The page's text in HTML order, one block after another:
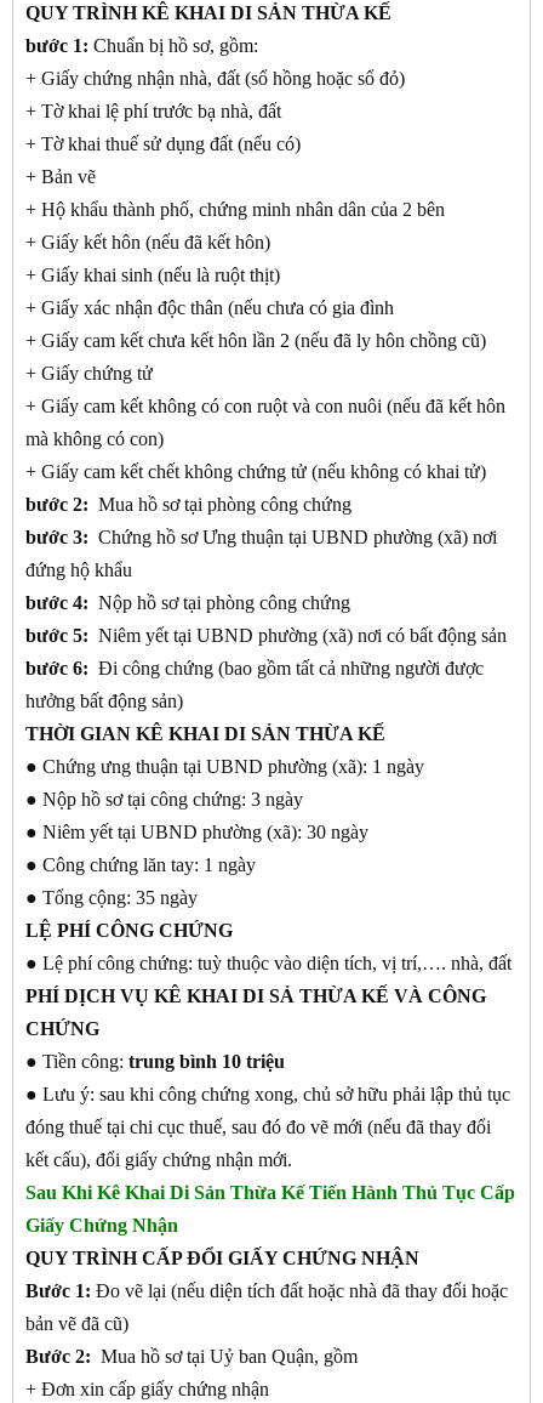
QUY TRÌNH KÊ KHAI DI SẢN THỪA KẾ
bước 1: Chuẩn bị hồ sơ, gồm:
+ Giấy chứng nhận nhà, đất (sổ hồng hoặc sổ đỏ)
+ Tờ khai lệ phí trước bạ nhà, đất
+ Tờ khai thuế sử dụng đất (nếu có)
+ Bản vẽ
+ Hộ khẩu thành phố, chứng minh nhân dân của 2 bên
+ Giấy kết hôn (nếu đã kết hôn)
+ Giấy khai sinh (nếu là ruột thịt)
+ Giấy xác nhận độc thân (nếu chưa có gia đình
+ Giấy cam kết chưa kết hôn lần 2 (nếu đã ly hôn chồng cũ)
+ Giấy chứng tử
+ Giấy cam kết không có con ruột và con nuôi (nếu đã kết hôn
mà không có con)
+ Giấy cam kết chết không chứng tử (nếu không có khai tử)
bước 2: Mua hồ sơ tại phòng công chứng
bước 3: Chứng hồ sơ Ưng thuận tại UBND phường (xã) nơi
đứng hộ khẩu
bước 4: Nộp hồ sơ tại phòng công chứng
bước 5: Niêm yết tại UBND phường (xã) nơi có bất động sản
bước 6: Đi công chứng (bao gồm tất cả những người được
hưởng bất động sản)
THỜI GIAN KÊ KHAI DI SẢN THỪA KẾ
● Chứng ưng thuận tại UBND phường (xã): 1 ngày
● Nộp hồ sơ tại công chứng: 3 ngày
● Niêm yết tại UBND phường (xã): 30 ngày
● Công chứng lăn tay: 1 ngày
● Tổng cộng: 35 ngày
LỆ PHÍ CÔNG CHỨNG
● Lệ phí công chứng: tuỳ thuộc vào diện tích, vị trí,…. nhà, đất
PHÍ DỊCH VỤ KÊ KHAI DI SẢ THỪA KẾ VÀ CÔNG
CHỨNG
● Tiền công: trung bình 10 triệu
● Lưu ý: sau khi công chứng xong, chủ sở hữu phải lập thủ tục
đóng thuế tại chi cục thuế, sau đó đo vẽ mới (nếu đã thay đổi
kết cấu), đổi giấy chứng nhận mới.
Sau Khi Kê Khai Di Sản Thừa Kế Tiến Hành Thủ Tục Cấp
Giấy Chứng Nhận
QUY TRÌNH CẤP ĐỔI GIẤY CHỨNG NHẬN
Bước 1: Đo vẽ lại (nếu diện tích đất hoặc nhà đã thay đổi hoặc
bản vẽ đã cũ)
Bước 2: Mua hồ sơ tại Uỷ ban Quận, gồm
+ Đơn xin cấp giấy chứng nhận